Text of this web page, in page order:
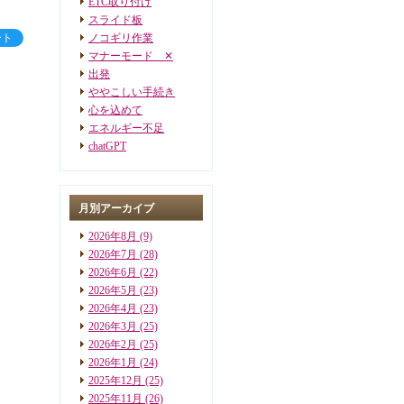
スライド板
ノコギリ作業
マナーモード ✕
出発
ややこしい手続き
心を込めて
エネルギー不足
chatGPT
月別アーカイブ
2026年8月 (9)
2026年7月 (28)
2026年6月 (22)
2026年5月 (23)
2026年4月 (23)
2026年3月 (25)
2026年2月 (25)
2026年1月 (24)
2025年12月 (25)
2025年11月 (26)